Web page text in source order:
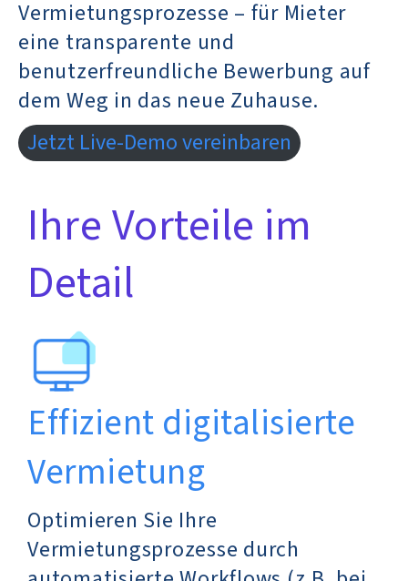
Vermietungsprozesse – für Mieter
eine transparente und
benutzerfreundliche Bewerbung auf
dem Weg in das neue Zuhause.
Jetzt Live-Demo vereinbaren
Ihre Vorteile im
Detail
Effizient digitalisierte
Vermietung
Optimieren Sie Ihre
Vermietungsprozesse durch